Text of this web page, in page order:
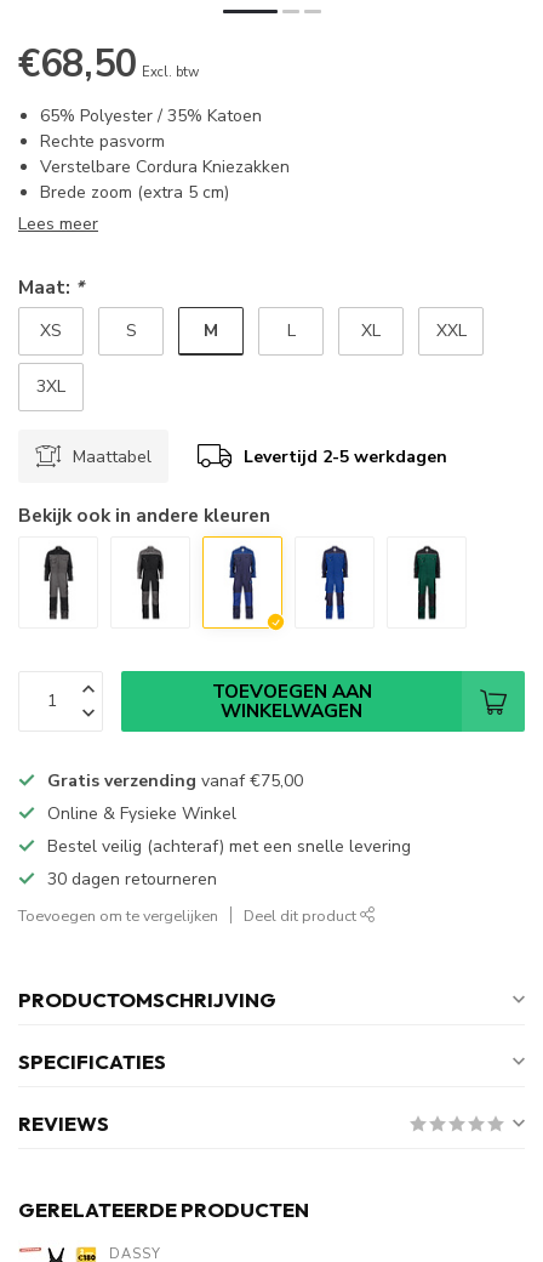
€68,50 Excl. btw
65% Polyester / 35% Katoen
Rechte pasvorm
Verstelbare Cordura Kniezakken
Brede zoom (extra 5 cm)
Lees meer
Maat: *
XS S M L XL XXL
3XL
Maattabel Levertijd 2-5 werkdagen
Bekijk ook in andere kleuren
TOEVOEGEN AAN
WINKELWAGEN
Gratis verzending vanaf€75,00
Online & Fysieke Winkel
Bestel veilig (achteraf) met een snelle levering
30 dagen retourneren
Toevoegen om te vergelijken Deel dit product
PRODUCTOMSCHRIJVING
SPECIFICATIES
REVIEWS
GERELATEERDE PRODUCTEN
DASSY